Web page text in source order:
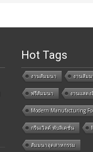
Hot Tags
งานสัมมนา งานสัม
ฟรีสัมมนา งานแสด
Modern Manufacturing
กรีนเวิลด์ พับลิเคชั่น
สัมมนาอุตสาหกรรม